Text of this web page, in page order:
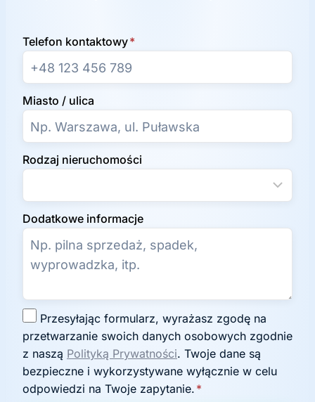
Telefon kontaktowy*
Miasto / ulica
Rodzaj nieruchomości
Dodatkowe informacje
g
o
d
a
przetwarzanie swoich danych osobowych zgodnie
z naszą Polityką Prywatności. Twoje dane są
bezpieczne i wykorzystywane wyłącznie w celu
odpowiedzi na Twoje zapytanie. *